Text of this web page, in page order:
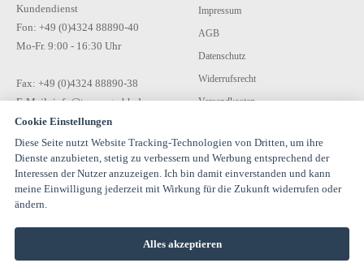
Kundendienst
Fon: +49 (0)4324 88890-40
Mo-Fr. 9:00 - 16:30 Uhr
Fax: +49 (0)4324 88890-38
E-Mail: info@tecon-gmbh.de
Impressum
AGB
Datenschutz
Widerrufsrecht
Versandkosten
Kontakt
Cookie Einstellungen
Diese Seite nutzt Website Tracking-Technologien von Dritten, um ihre
Dienste anzubieten, stetig zu verbessern und Werbung entsprechend der
Interessen der Nutzer anzuzeigen. Ich bin damit einverstanden und kann
meine Einwilligung jederzeit mit Wirkung für die Zukunft widerrufen oder
ändern.
Alles akzeptieren